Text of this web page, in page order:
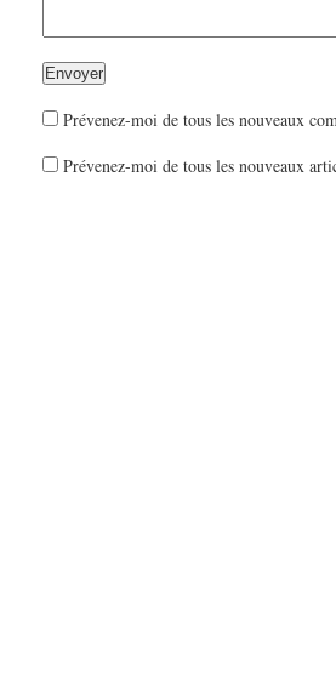
Prévenez-moi de tous les nouveaux
Prévenez-moi de tous les nouveaux